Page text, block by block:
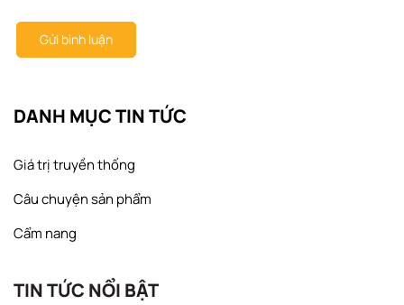
DANH MỤC TIN TỨC
Giá trị truyền thống
Câu chuyện sản phẩm
Cẩm nang
TIN TỨC NỔI BẬT
Gửi bình luận